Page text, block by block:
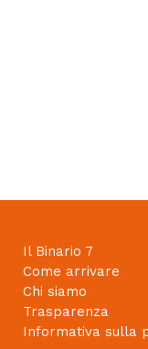
Il Binario 7
Come arrivare
Chi siamo
Trasparenza
Informativa sulla